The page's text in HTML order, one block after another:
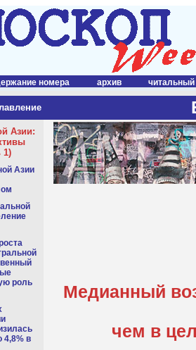
номера архив читальный
Азии:
1)
Азии
роль
4,8% в
Медианный
чем в